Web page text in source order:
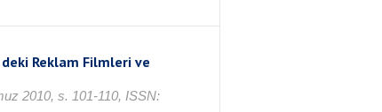
Reklam Filmleri ve
2010, s. 101-110, ISSN: